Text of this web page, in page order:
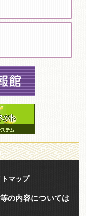
マップ
の内容については